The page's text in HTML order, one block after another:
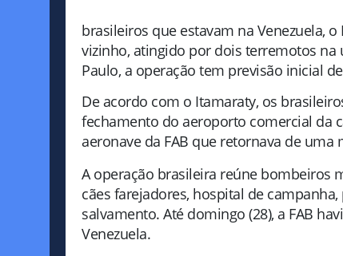
brasileiros que estavam na Venezuela,
vizinho, atingido por dois terremotos na
Paulo, a operação tem previsão inicial
De acordo com o Itamaraty, os
fechamento do aeroporto comercial da
aeronave da FAB que retornava de
A operação brasileira reúne bombeiros
cães farejadores, hospital de
salvamento. Até domingo (28), a FAB
Venezuela.